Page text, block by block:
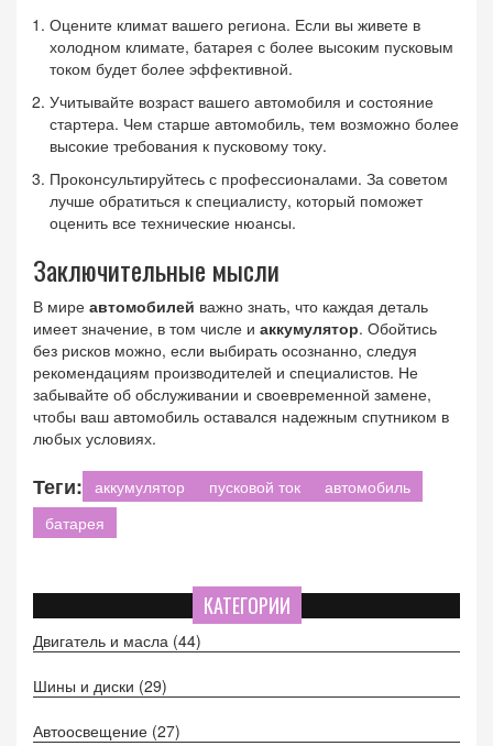
Оцените климат вашего региона. Если вы живете в
холодном климате, батарея с более высоким пусковым
током будет более эффективной.
Учитывайте возраст вашего автомобиля и состояние
стартера. Чем старше автомобиль, тем возможно более
высокие требования к пусковому току.
Проконсультируйтесь с профессионалами. За советом
лучше обратиться к специалисту, который поможет
оценить все технические нюансы.
Заключительные мысли
В мире автомобилей важно знать, что каждая деталь
имеет значение, в том числе и аккумулятор. Обойтись
без рисков можно, если выбирать осознанно, следуя
рекомендациям производителей и специалистов. Не
забывайте об обслуживании и своевременной замене,
чтобы ваш автомобиль оставался надежным спутником в
любых условиях.
Теги: аккумулятор пусковой ток
автомобиль
батарея
КАТЕГОРИИ
Двигатель и масла (44)
Шины и диски (29)
Автоосвещение (27)